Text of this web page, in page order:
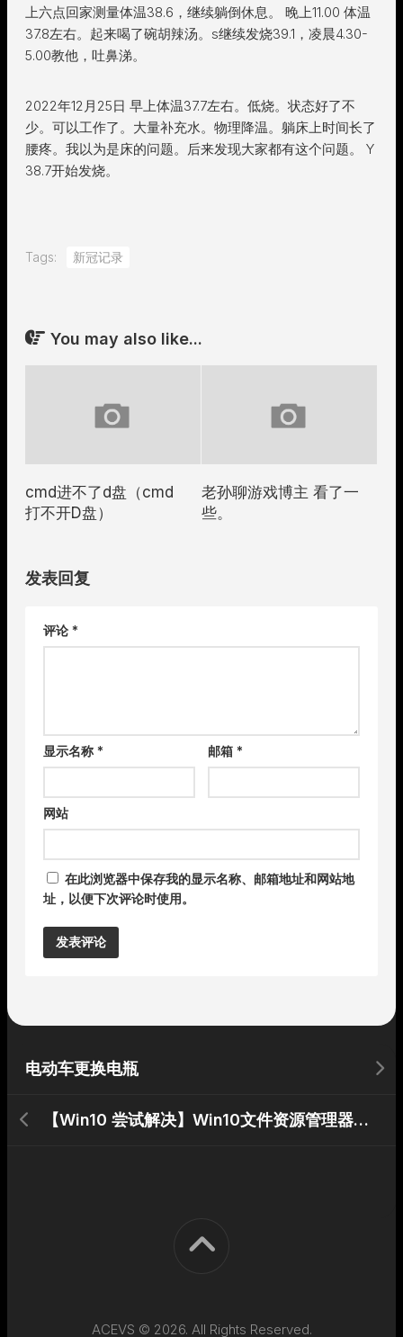
上六点回家测量体温38.6，继续躺倒休息。 晚上11.00 体温
37.8左右。起来喝了碗胡辣汤。s继续发烧39.1，凌晨4.30-
5.00教他，吐鼻涕。
2022年12月25日 早上体温37.7左右。低烧。状态好了不
少。可以工作了。大量补充水。物理降温。躺床上时间长了
腰疼。我以为是床的问题。后来发现大家都有这个问题。 Y
38.7开始发烧。
Tags: 新冠记录
You may also like...
cmd进不了d盘（cmd
打不开D盘）
老孙聊游戏博主 看了一
些。
发表回复
评论 *
显示名称 * 邮箱*
网站
在此浏览器中保存我的显示名称、邮箱地址和网站地
址，以便下次评论时使用。
电动车更换电瓶
【Win10 尝试解决】Win10文件资源管理器无限挂起重启
ACEVS © 2026. All Rights Reserved.